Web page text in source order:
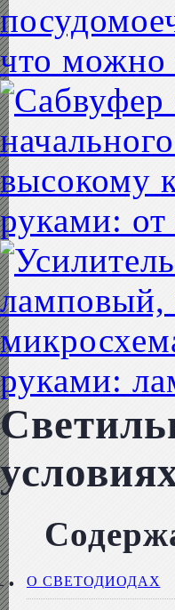
что можно
руками: от
руками:
О СВЕТОДИОДАХ